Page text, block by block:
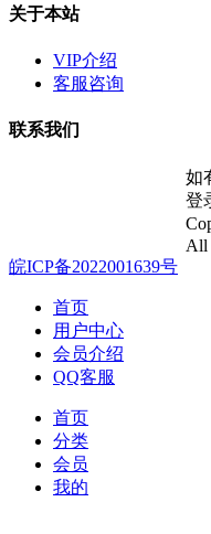
关于本站
VIP介绍
客服咨询
联系我们
如
登
All
皖ICP备2022001639号
首页
用户中心
会员介绍
QQ客服
首页
分类
会员
我的